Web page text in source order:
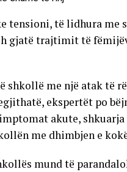
tensioni, të lidhura me
gjatë trajtimit të
me një atak të
ekspertët po
akute,
me dhimbjen e
mund të